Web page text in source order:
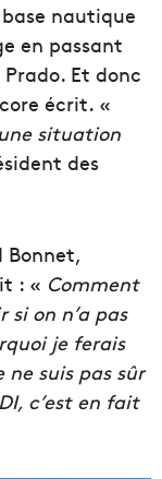
nautique
en passant
Et donc
écrit. «
situation
des
Bonnet,
: « Comment
on n’a pas
je ferais
suis pas sûr
c’est en fait